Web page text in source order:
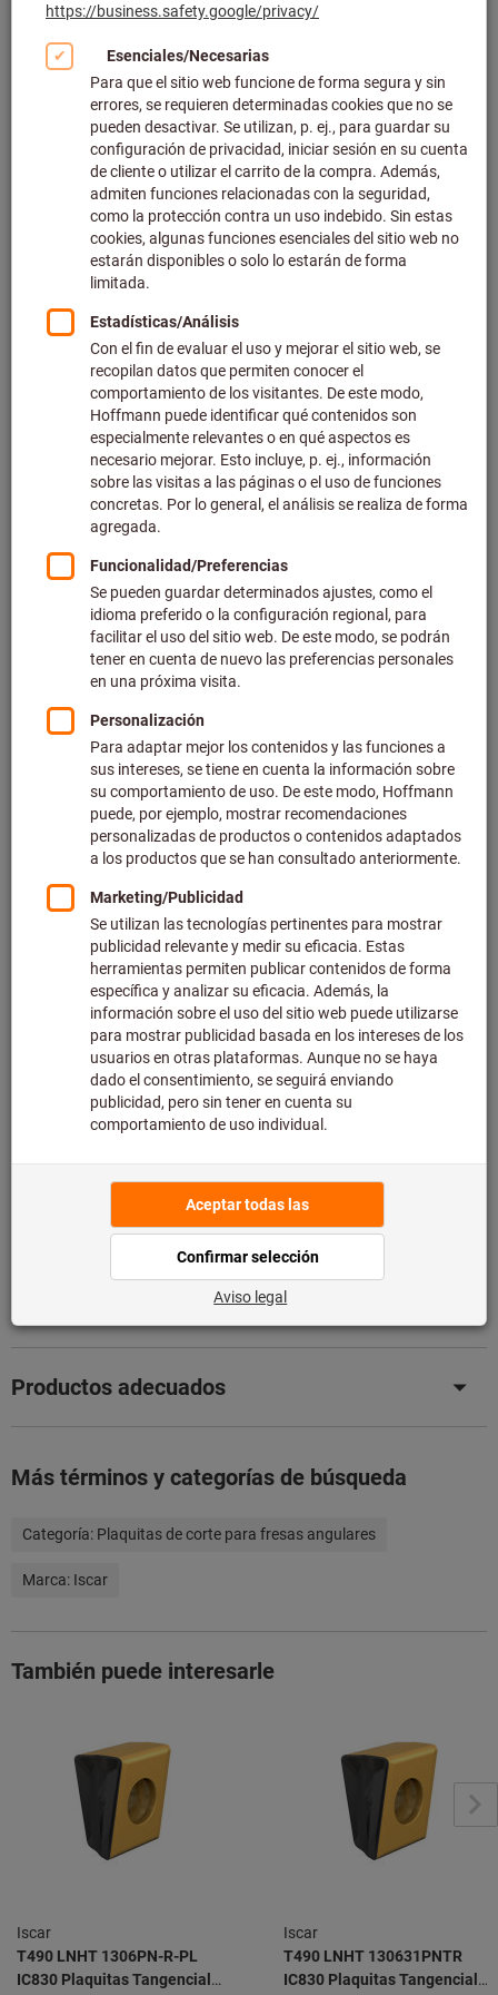
Haga clic para ampliar la imagen
Precio por 1 Unidad
más IVA en la tarifa actual Gastos de envío no incluidos
Precios individuales para clientes empresariales después
iniciar sesión.
Cantidad mínima de pedido 10 unidades
Pasos del pedido: 10 unidades
Añadir a la cesta de la compra
Tiempo de entrega estimado: 4-6 días laborables
Tenga en cuenta el mayor plazo de entrega y el servicio
de asesoramiento técnico limitado:
Pedimos este artículo para usted directamente al
fabricante, ya que no forma parte de nuestra gama
principal y, por tanto, no lo tenemos en stock.
Información
Detalles de producto
Productos adecuados
Más términos y categorías de búsqueda
Categoría: Plaquitas de corte para fresas angulares
Marca: Iscar
También puede interesarle
Iscar
T490 LNHT 1306PN-R-PL
IC830 Plaquitas Tangenciales
Iscar
T490 LNHT 130631PNTR
IC830 Plaquitas Tangenciales